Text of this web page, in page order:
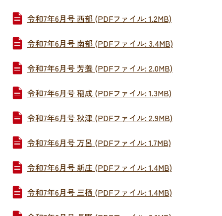
令和7年6月号 西部 (PDFファイル: 1.2MB)
令和7年6月号 南部 (PDFファイル: 3.4MB)
令和7年6月号 芳養 (PDFファイル: 2.0MB)
令和7年6月号 稲成 (PDFファイル: 1.3MB)
令和7年6月号 秋津 (PDFファイル: 2.9MB)
令和7年6月号 万呂 (PDFファイル: 1.7MB)
令和7年6月号 新庄 (PDFファイル: 1.4MB)
令和7年6月号 三栖 (PDFファイル: 1.4MB)